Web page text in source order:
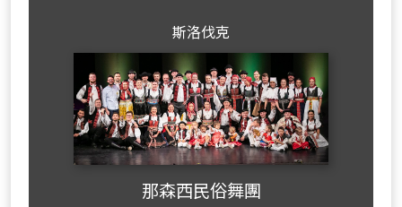
斯洛伐克
那森西民俗舞團